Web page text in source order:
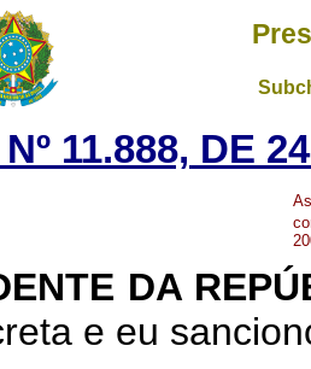
11.888, DE
DA
e eu